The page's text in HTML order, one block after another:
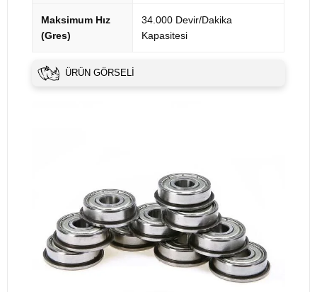
Maksimum Hız
(Gres)
34.000 Devir/Dakika
Kapasitesi
ÜRÜN GÖRSELI